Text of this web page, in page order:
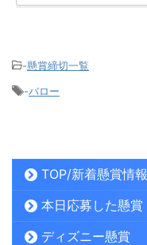
-懸賞締切一覧
-バロー
TOP/新着懸賞情報
本日応募した懸賞
ディズニー懸賞